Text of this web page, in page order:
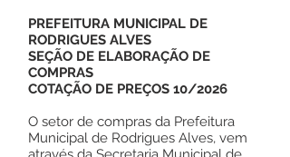
PREFEITURA MUNICIPAL DE
RODRIGUES ALVES
SEÇÃO DE ELABORAÇÃO DE
COMPRAS
COTAÇÃO DE PREÇOS 10/2026
O setor de compras da Prefeitura
Municipal de Rodrigues Alves, vem